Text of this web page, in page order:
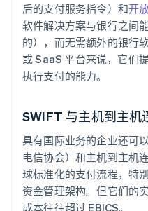
后的支付服务指令）和开
软件解决方案与银行之间
的），而无需额外的银行
或 SaaS 平台来说，它们
执行支付的能力。
SWIFT 与主机到主机
具有国际业务的企业还可
电信协会）和主机到主机
球标准化的支付流程，特
资金管理架构。但它们的
成本往往超过 EBICS。